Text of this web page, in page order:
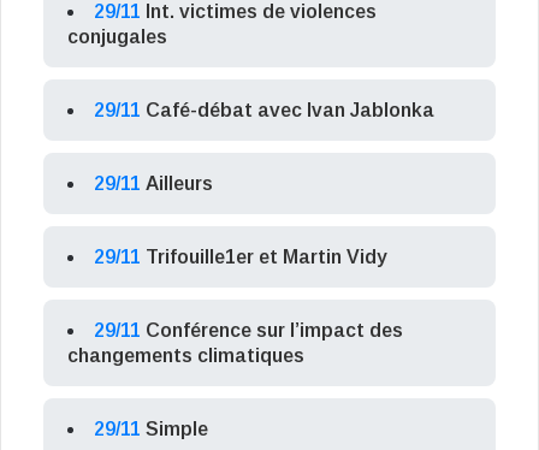
29/11 Int. victimes de violences
conjugales
29/11 Café-débat avec Ivan Jablonka
29/11 Ailleurs
29/11 Trifouille1er et Martin Vidy
29/11 Conférence sur l’impact des
changements climatiques
29/11 Simple